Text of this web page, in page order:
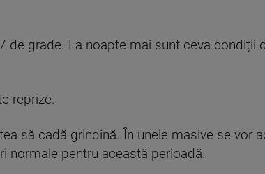
de grade. La noapte mai sunt ceva condiții
reprize.
să cadă grindină. În unele masive se vor
normale pentru această perioadă.